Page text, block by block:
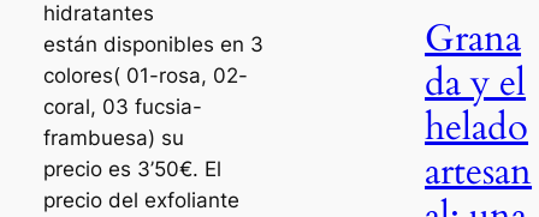
hidratantes
están disponibles en 3
colores( 01-rosa, 02-
coral, 03 fucsia-
frambuesa) su
precio es 3’50€. El
precio del exfoliante
Grana
da y el
helado
artesan